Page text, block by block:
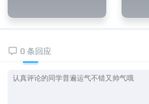
0 条回应